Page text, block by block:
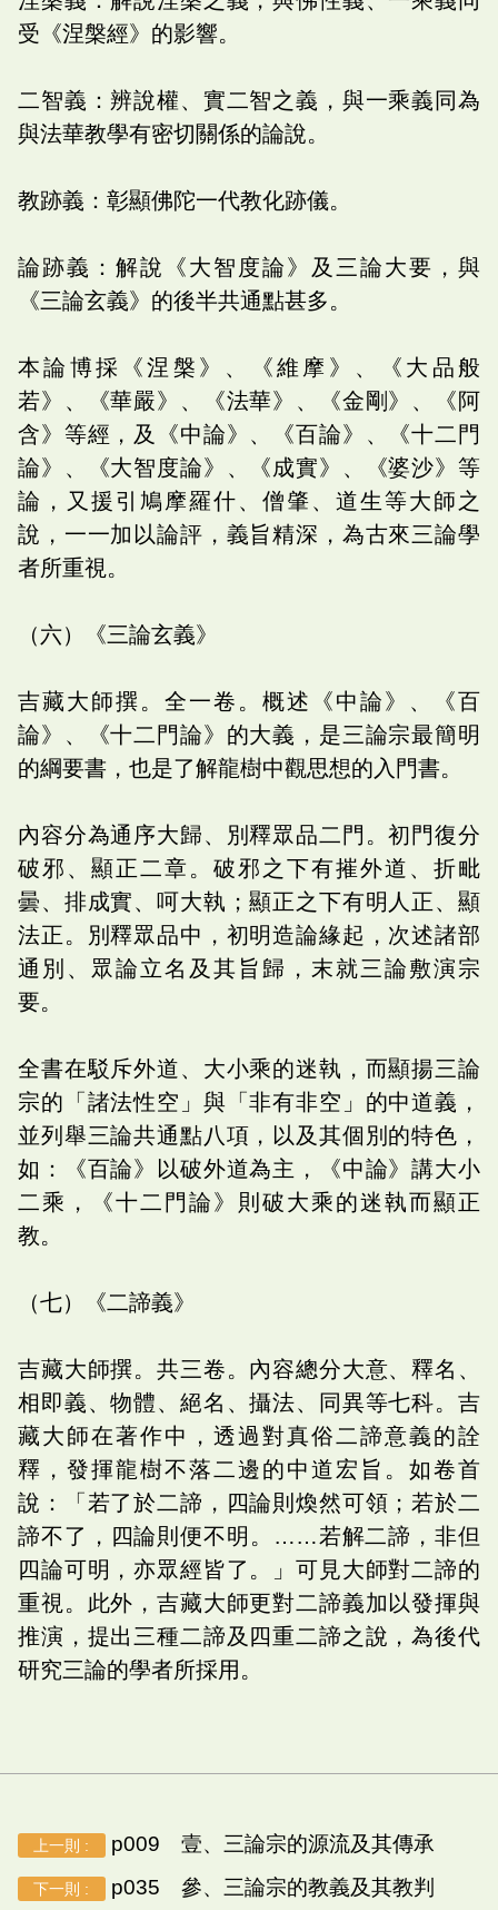
受《涅槃經》的影響。
二智義：辨說權、實二智之義，與一乘義同為
與法華教學有密切關係的論說。
教跡義：彰顯佛陀一代教化跡儀。
論跡義：解說《大智度論》及三論大要，與
《三論玄義》的後半共通點甚多。
本論博採《涅槃》、《維摩》、《大品般
若》、《華嚴》、《法華》、《金剛》、《阿
含》等經，及《中論》、《百論》、《十二門
論》、《大智度論》、《成實》、《婆沙》等
論，又援引鳩摩羅什、僧肇、道生等大師之
說，一一加以論評，義旨精深，為古來三論學
者所重視。
（六）《三論玄義》
吉藏大師撰。全一卷。概述《中論》、《百
論》、《十二門論》的大義，是三論宗最簡明
的綱要書，也是了解龍樹中觀思想的入門書。
內容分為通序大歸、別釋眾品二門。初門復分
破邪、顯正二章。破邪之下有摧外道、折毗
曇、排成實、呵大執；顯正之下有明人正、顯
法正。別釋眾品中，初明造論緣起，次述諸部
通別、眾論立名及其旨歸，末就三論敷演宗
要。
全書在駁斥外道、大小乘的迷執，而顯揚三論
宗的「諸法性空」與「非有非空」的中道義，
並列舉三論共通點八項，以及其個別的特色，
如：《百論》以破外道為主，《中論》講大小
二乘，《十二門論》則破大乘的迷執而顯正
教。
（七）《二諦義》
吉藏大師撰。共三卷。內容總分大意、釋名、
相即義、物體、絕名、攝法、同異等七科。吉
藏大師在著作中，透過對真俗二諦意義的詮
釋，發揮龍樹不落二邊的中道宏旨。如卷首
說：「若了於二諦，四論則煥然可領；若於二
諦不了，四論則便不明。……若解二諦，非但
四論可明，亦眾經皆了。」可見大師對二諦的
重視。此外，吉藏大師更對二諦義加以發揮與
推演，提出三種二諦及四重二諦之說，為後代
研究三論的學者所採用。
上一則 : p009 壹、三論宗的源流及其傳承
下一則 : p035 參、三論宗的教義及其教判